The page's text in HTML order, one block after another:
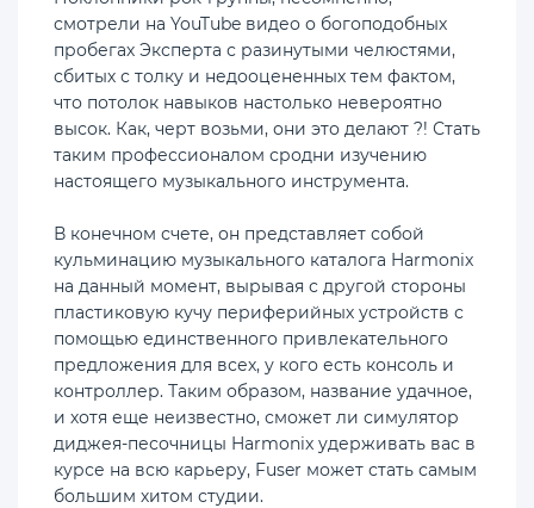
смотрели на YouTube видео о богоподобных
пробегах Эксперта с разинутыми челюстями,
сбитых с толку и недооцененных тем фактом,
что потолок навыков настолько невероятно
высок. Как, черт возьми, они это делают ?! Стать
таким профессионалом сродни изучению
настоящего музыкального инструмента.
В конечном счете, он представляет собой
кульминацию музыкального каталога Harmonix
на данный момент, вырывая с другой стороны
пластиковую кучу периферийных устройств с
помощью единственного привлекательного
предложения для всех, у кого есть консоль и
контроллер. Таким образом, название удачное,
и хотя еще неизвестно, сможет ли симулятор
диджея-песочницы Harmonix удерживать вас в
курсе на всю карьеру, Fuser может стать самым
большим хитом студии.